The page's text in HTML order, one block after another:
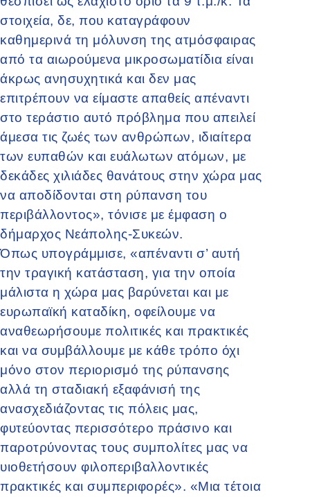
στοιχεία, δε, που καταγράφουν
καθημερινά τη μόλυνση της ατμόσφαιρας
από τα αιωρούμενα μικροσωματίδια είναι
άκρως ανησυχητικά και δεν μας
επιτρέπουν να είμαστε απαθείς απέναντι
στο τεράστιο αυτό πρόβλημα που απειλεί
άμεσα τις ζωές των ανθρώπων, ιδιαίτερα
των ευπαθών και ευάλωτων ατόμων, με
δεκάδες χιλιάδες θανάτους στην χώρα μας
να αποδίδονται στη ρύπανση του
περιβάλλοντος», τόνισε με έμφαση ο
δήμαρχος Νεάπολης-Συκεών.
Όπως υπογράμμισε, «απέναντι σ’ αυτή
την τραγική κατάσταση, για την οποία
μάλιστα η χώρα μας βαρύνεται και με
ευρωπαϊκή καταδίκη, οφείλουμε να
αναθεωρήσουμε πολιτικές και πρακτικές
και να συμβάλλουμε με κάθε τρόπο όχι
μόνο στον περιορισμό της ρύπανσης
αλλά τη σταδιακή εξαφάνισή της
ανασχεδιάζοντας τις πόλεις μας,
φυτεύοντας περισσότερο πράσινο και
παροτρύνοντας τους συμπολίτες μας να
υιοθετήσουν φιλοπεριβαλλοντικές
πρακτικές και συμπεριφορές». «Μια τέτοια